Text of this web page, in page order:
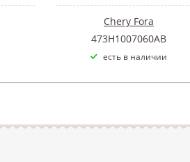
Chery Fora
473H1007060AB
есть в наличии